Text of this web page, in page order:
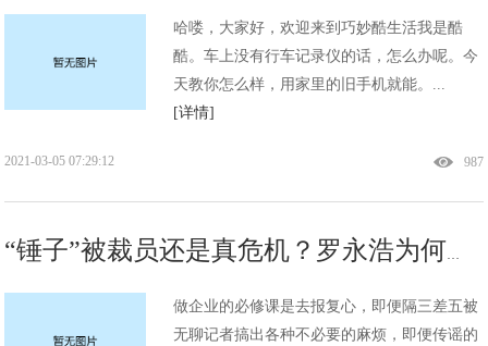
哈喽，大家好，欢迎来到巧妙酷生活我是酷
酷。车上没有行车记录仪的话，怎么办呢。今
天教你怎么样，用家里的旧手机就能。...
[详情]
987
2021-03-05 07:29:12
“锤子”被裁员还是真危机？罗永浩为何频遭资金困局!
做企业的必修课是去报复心，即便隔三差五被
无聊记者搞出各种不必要的麻烦，即便传谣的